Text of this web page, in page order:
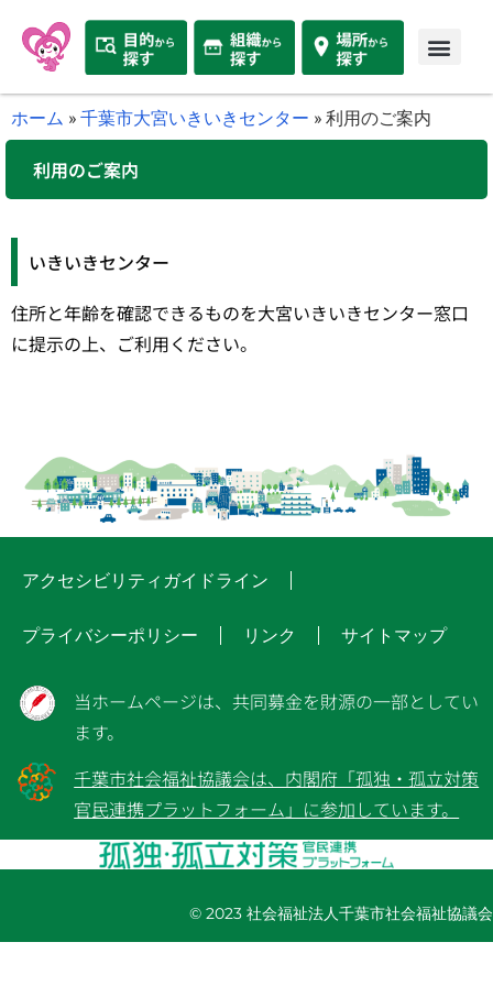
ホーム »千葉市大宮いきいきセンター »利用のご案内
利用のご案内
いきいきセンター
住所と年齢を確認できるものを大宮いきいきセンター窓口
に提示の上、ご利用ください。
アクセシビリティガイドライン
プライバシーポリシー リンク サイトマップ
当ホームページは、共同募金を財源の一部としてい
ます。
千葉市社会福祉協議会は、内閣府「孤独・孤立対策
官民連携プラットフォーム」に参加しています。
© 2023 社会福祉法人千葉市社会福祉協議会